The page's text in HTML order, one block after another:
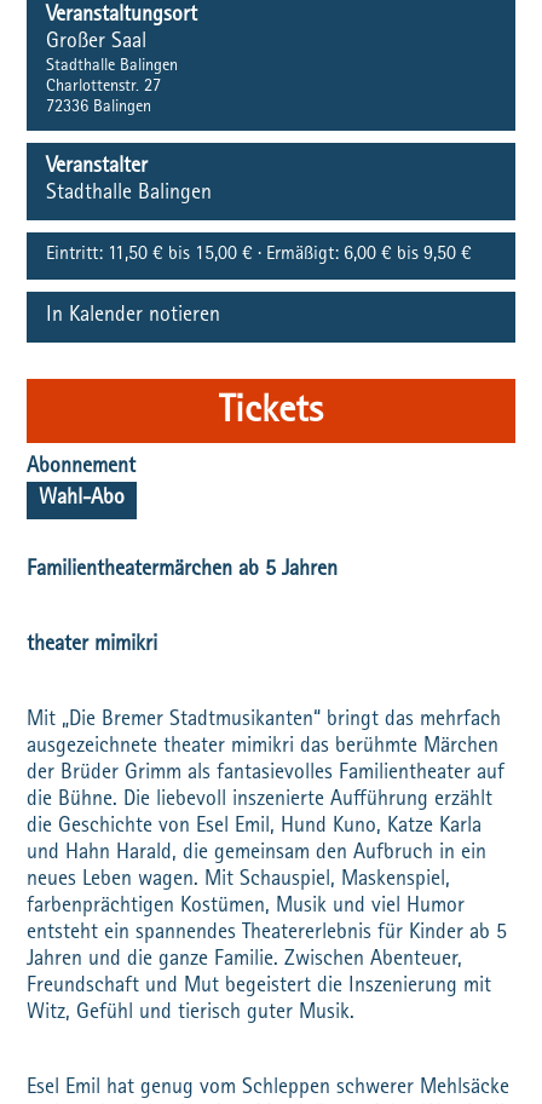
Veranstaltungsort
Großer Saal
Stadthalle Balingen
Charlottenstr. 27
72336 Balingen
Veranstalter
Stadthalle Balingen
Eintritt: 11,50 € bis 15,00 € · Ermäßigt: 6,00 € bis 9,50 €
In Kalender notieren
Tickets
Abonnement
Wahl-Abo
Familientheatermärchen ab 5 Jahren
theater mimikri
Mit „Die Bremer Stadtmusikanten“ bringt das mehrfach
ausgezeichnete theater mimikri das berühmte Märchen
der Brüder Grimm als fantasievolles Familientheater auf
die Bühne. Die liebevoll inszenierte Aufführung erzählt
die Geschichte von Esel Emil, Hund Kuno, Katze Karla
und Hahn Harald, die gemeinsam den Aufbruch in ein
neues Leben wagen. Mit Schauspiel, Maskenspiel,
farbenprächtigen Kostümen, Musik und viel Humor
entsteht ein spannendes Theatererlebnis für Kinder ab 5
Jahren und die ganze Familie. Zwischen Abenteuer,
Freundschaft und Mut begeistert die Inszenierung mit
Witz, Gefühl und tierisch guter Musik.
Esel Emil hat genug vom Schleppen schwerer Mehlsäcke